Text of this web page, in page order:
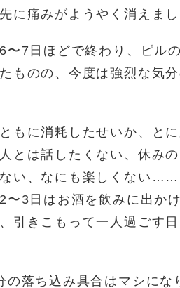
に痛みがようやく消えまし
〜7日ほどで終わり、ピル
ものの、今度は強烈な気
もに消耗したせいか、と
とは話したくない、休み
い、なにも楽しくない……
3日はお酒を飲みに出か
引きこもって一人過ごす
落ち込み具合はマシにな